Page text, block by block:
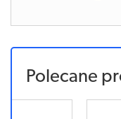
Polecane